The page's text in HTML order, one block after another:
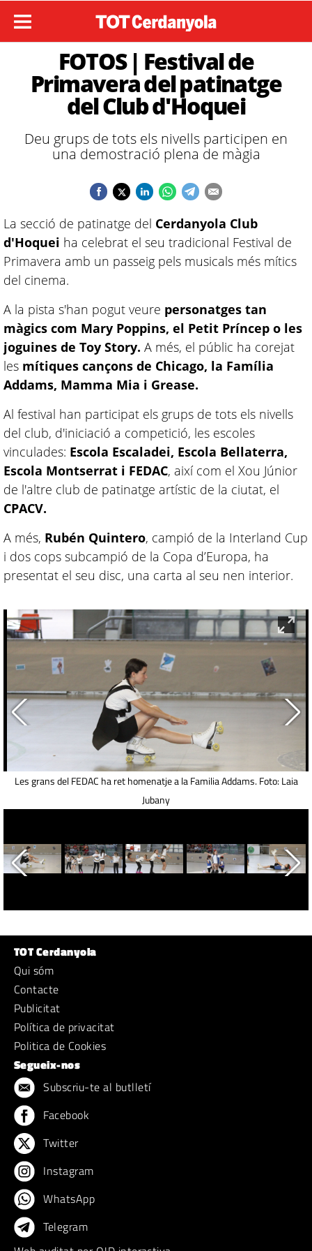
FOTOS | Festival de
Primavera del patinatge
del Club d'Hoquei
Deu grups de tots els nivells participen en
una demostració plena de màgia
La secció de patinatge del Cerdanyola Club
d'Hoquei ha celebrat el seu tradicional Festival de
Primavera amb un passeig pels musicals més mítics
del cinema.
A la pista s'han pogut veure personatges tan
màgics com Mary Poppins, el Petit Príncep o les
joguines de Toy Story. A més, el públic ha corejat
les mítiques cançons de Chicago, la Família
Addams, Mamma Mia i Grease.
Al festival han participat els grups de tots els nivells
del club, d'iniciació a competició, les escoles
vinculades: Escola Escaladei, Escola Bellaterra,
Escola Montserrat i FEDAC, així com el Xou Júnior
de l'altre club de patinatge artístic de la ciutat, el
CPACV.
A més, Rubén Quintero, campió de la Interland Cup
i dos cops subcampió de la Copa d’Europa, ha
presentat el seu disc, una carta al seu nen interior.
Les grans del FEDAC ha ret homenatje a la Familia Addams. Foto: Laia
Jubany
TOT Cerdanyola
Qui sóm
Contacte
Publicitat
Política de privacitat
Politica de Cookies
Segueix-nos
Subscriu-te al butlletí
Facebook
Twitter
Instagram
WhatsApp
Telegram